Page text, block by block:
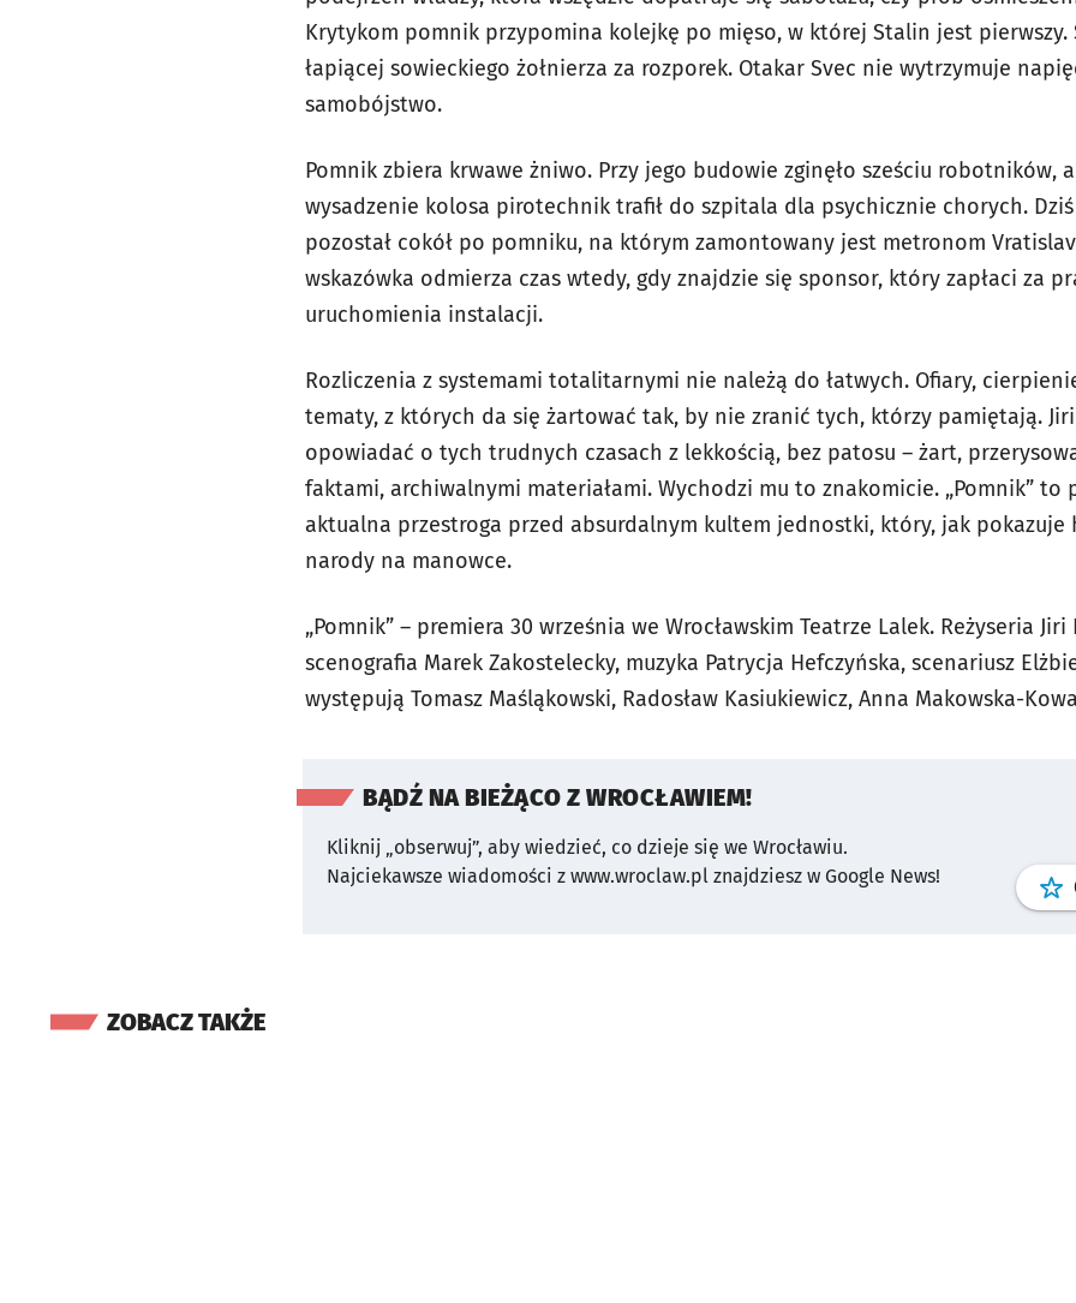
Krytykom pomnik przypomina kolejkę po mięso, w której Stalin jest pierwszy.
łapiącej sowieckiego żołnierza za rozporek. Otakar Svec nie wytrzymuje
samobójstwo.
Pomnik zbiera krwawe żniwo. Przy jego budowie zginęło sześciu robotników,
wysadzenie kolosa pirotechnik trafił do szpitala dla psychicznie chorych.
pozostał cokół po pomniku, na którym zamontowany jest metronom
wskazówka odmierza czas wtedy, gdy znajdzie się sponsor, który zapłaci za
uruchomienia instalacji.
Rozliczenia z systemami totalitarnymi nie należą do łatwych. Ofiary,
tematy, z których da się żartować tak, by nie zranić tych, którzy pamiętają.
opowiadać o tych trudnych czasach z lekkością, bez patosu – żart,
faktami, archiwalnymi materiałami. Wychodzi mu to znakomicie. „Pomnik” to
aktualna przestroga przed absurdalnym kultem jednostki, który, jak pokazuje
narody na manowce.
„Pomnik” – premiera 30 września we Wrocławskim Teatrze Lalek. Reżyseria
scenografia Marek Zakostelecky, muzyka Patrycja Hefczyńska, scenariusz
występują Tomasz Maśląkowski, Radosław Kasiukiewicz, Anna Makowska-
BĄDŹ NA BIEŻĄCO Z WROCŁAWIEM!
Kliknij „obserwuj”, aby wiedzieć, co dzieje się we Wrocławiu.
Najciekawsze wiadomości z www.wroclaw.pl znajdziesz w Google News!
ZOBACZ TAKŻE